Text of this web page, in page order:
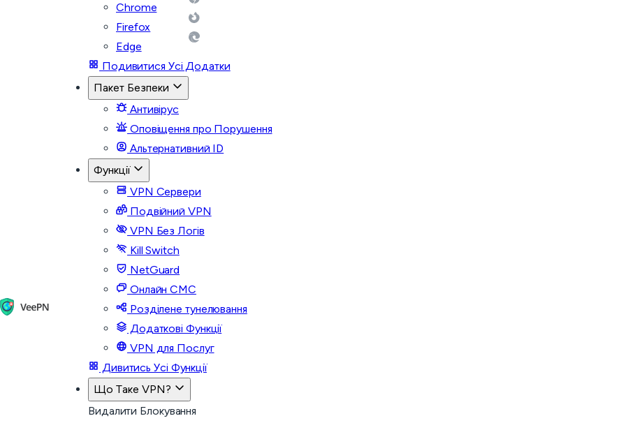
Chrome
Firefox
Edge
Подивитися Усі Додатки
Пакет Безпеки
Антивірус
Оповіщення про Порушення
Альтернативний ID
Функції
VPN Сервери
Подвійний VPN
VPN Без Логів
Kill Switch
NetGuard
Онлайн СМС
Розділене тунелювання
Додаткові Функції
VPN для Послуг
Дивитись Усі Функції
Що Таке VPN?
Видалити Блокування